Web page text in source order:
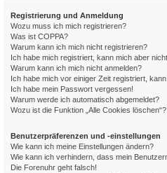
Registrierung und Anmeldung
Wozu muss ich mich registrieren?
Was ist COPPA?
Warum kann ich mich nicht registrieren?
Ich habe mich registriert, kann mich aber
Warum kann ich mich nicht anmelden?
Ich habe mich vor einiger Zeit registriert,
Ich habe mein Passwort vergessen!
Warum werde ich automatisch abgemeldet?
Wozu ist die Funktion „Alle Cookies löschen“?
Benutzerpräferenzen und -einstellungen
Wie kann ich meine Einstellungen ändern?
Wie kann ich verhindern, dass mein
Die Forenuhr geht falsch!